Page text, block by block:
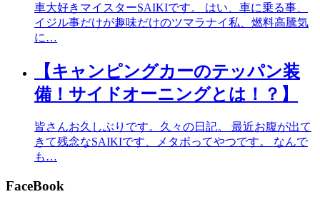
車大好きマイスターSAIKIです。 はい、車に乗る事、
イジル事だけが趣味だけのツマラナイ私、燃料高騰気
に…
【キャンピングカーのテッパン装
備！サイドオーニングとは！？】
皆さんお久しぶりです。久々の日記。 最近お腹が出て
きて残念なSAIKIです、メタボってやつです。 なんで
も…
FaceBook